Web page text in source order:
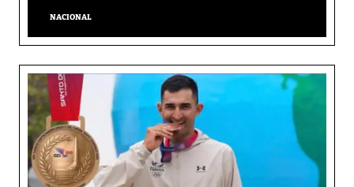
NACIONAL